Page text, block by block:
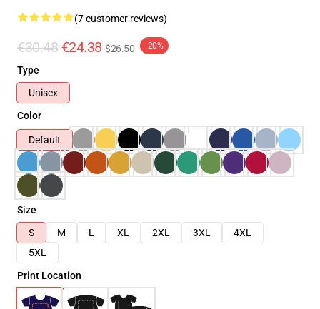
(7 customer reviews)
€30.48 €24.38 $26.50 -20%
Type
Unisex
Color
Default
Size
S
M L XL 2XL 3XL
4XL
5XL
Print Location